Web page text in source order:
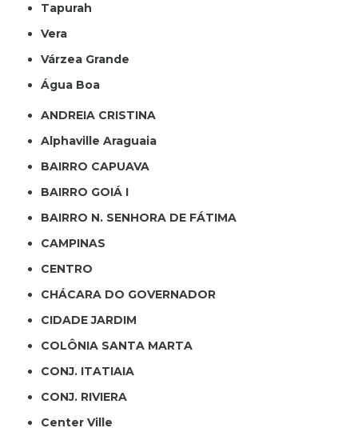
Tapurah
Vera
Várzea Grande
Água Boa
ANDREIA CRISTINA
Alphaville Araguaia
BAIRRO CAPUAVA
BAIRRO GOIÁ I
BAIRRO N. SENHORA DE FÁTIMA
CAMPINAS
CENTRO
CHÁCARA DO GOVERNADOR
CIDADE JARDIM
COLÔNIA SANTA MARTA
CONJ. ITATIAIA
CONJ. RIVIERA
Center Ville